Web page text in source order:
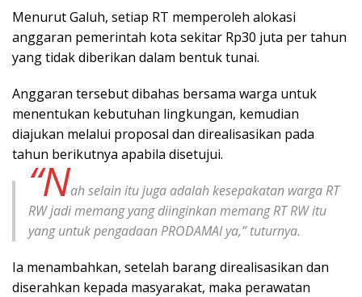
Menurut Galuh, setiap RT memperoleh alokasi
anggaran pemerintah kota sekitar Rp30 juta per tahun
yang tidak diberikan dalam bentuk tunai.
Anggaran tersebut dibahas bersama warga untuk
menentukan kebutuhan lingkungan, kemudian
diajukan melalui proposal dan direalisasikan pada
tahun berikutnya apabila disetujui.
“Nah selain itu juga adalah kesepakatan warga RT
RW jadi memang yang diinginkan memang RT RW itu
yang untuk pengadaan PRODAMAI ya,” tuturnya.
Ia menambahkan, setelah barang direalisasikan dan
diserahkan kepada masyarakat, maka perawatan